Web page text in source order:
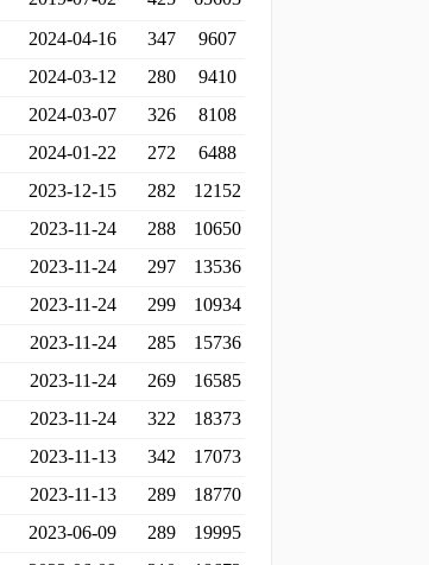
2024-04-16 347
9607
2024-03-12 280
9410
2024-03-07 326
8108
2024-01-22 272
6488
2023-12-15 282
12152
2023-11-24 288
10650
2023-11-24 297
13536
2023-11-24 299
10934
2023-11-24 285
15736
2023-11-24 269
16585
2023-11-24 322
18373
2023-11-13 342
17073
2023-11-13 289
18770
2023-06-09 289
19995